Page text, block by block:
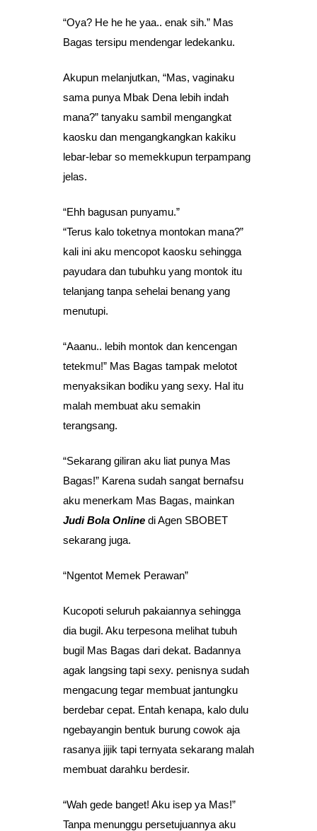
“Oya? He he he yaa.. enak sih.” Mas
Bagas tersipu mendengar ledekanku.
Akupun melanjutkan, “Mas, vaginaku
sama punya Mbak Dena lebih indah
mana?” tanyaku sambil mengangkat
kaosku dan mengangkangkan kakiku
lebar-lebar so memekkupun terpampang
jelas.
“Ehh bagusan punyamu.”
“Terus kalo toketnya montokan mana?”
kali ini aku mencopot kaosku sehingga
payudara dan tubuhku yang montok itu
telanjang tanpa sehelai benang yang
menutupi.
“Aaanu.. lebih montok dan kencengan
tetekmu!” Mas Bagas tampak melotot
menyaksikan bodiku yang sexy. Hal itu
malah membuat aku semakin
terangsang.
“Sekarang giliran aku liat punya Mas
Bagas!” Karena sudah sangat bernafsu
aku menerkam Mas Bagas, mainkan
Judi Bola Online di Agen SBOBET
sekarang juga.
“Ngentot Memek Perawan”
Kucopoti seluruh pakaiannya sehingga
dia bugil. Aku terpesona melihat tubuh
bugil Mas Bagas dari dekat. Badannya
agak langsing tapi sexy. penisnya sudah
mengacung tegar membuat jantungku
berdebar cepat. Entah kenapa, kalo dulu
ngebayangin bentuk burung cowok aja
rasanya jijik tapi ternyata sekarang malah
membuat darahku berdesir.
“Wah gede banget! Aku isep ya Mas!”
Tanpa menunggu persetujuannya aku